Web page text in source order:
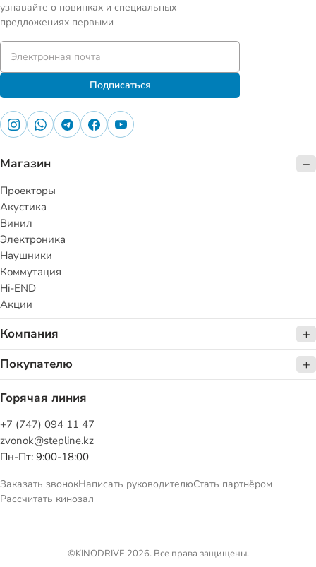
узнавайте о новинках и специальных
предложениях первыми
Подписаться
Магазин
Проекторы
Акустика
Винил
Электроника
Наушники
Коммутация
Hi-END
Акции
Компания
Покупателю
Горячая линия
+7 (747) 094 11 47
zvonok@stepline.kz
Пн-Пт: 9:00-18:00
Заказать звонокНаписать руководителюСтать партнёром
Рассчитать кинозал
©KINODRIVE 2026. Все права защищены.